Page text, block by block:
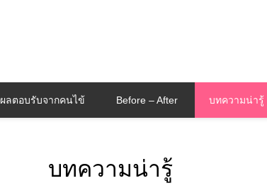
ผลตอบรับจากคนไข้ Before – After บทความน่ารู้
บทความน่ารู้